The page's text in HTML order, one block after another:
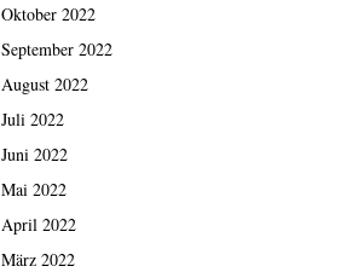
Oktober 2022
September 2022
August 2022
Juli 2022
Juni 2022
Mai 2022
April 2022
März 2022